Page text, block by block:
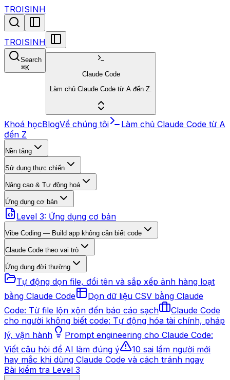
TROISINH
TROISINH
Search
⌘K
Claude Code
Làm chủ Claude Code từ A đến Z.
Khoá họcBlogVề chúng tôi
Làm chủ Claude Code từ A
đến Z
Nền tảng
Sử dụng thực chiến
Nâng cao & Tự động hoá
Ứng dụng cơ bản
Level 3: Ứng dụng cơ bản
Vibe Coding — Build app không cần biết code
Claude Code theo vai trò
Ứng dụng đời thường
Tự động dọn file, đổi tên và sắp xếp ảnh hàng loạt
bằng Claude Code
Dọn dữ liệu CSV bằng Claude
Code: Từ file lộn xộn đến báo cáo sạch
Claude Code
cho người không biết code: Tự động hóa tài chính, pháp
lý, vận hành
Prompt engineering cho Claude Code:
Viết câu hỏi để AI làm đúng ý
10 sai lầm người mới
hay mắc khi dùng Claude Code và cách tránh ngay
Bài kiểm tra Level 3